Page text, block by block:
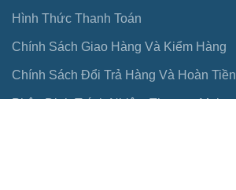
Hình Thức Thanh Toán
Chính Sách Giao Hàng Và Kiểm Hàng
Chính Sách Đổi Trả Hàng Và Hoàn Tiền
Phân Định Trách Nhiệm Thương Mại